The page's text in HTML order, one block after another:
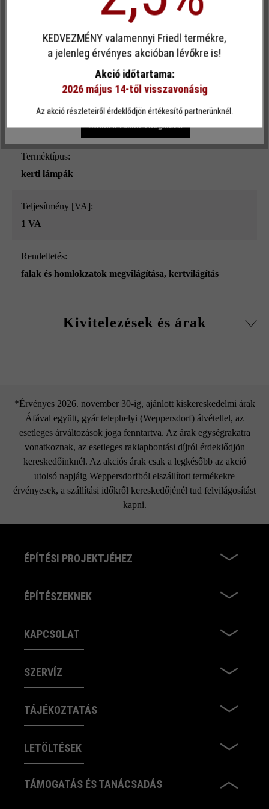
Teljesítmény [W]:
Terméktípus:
kerti lámpák
Teljesítmény [VA]:
1 VA
Rendeltetés:
falak és homlokzatok megvilágítása, kertvilágítás
Kivitelezések és árak
*Érvényes 2026. november 30-ig, ajánlott kiskereskedelmi árak
Áfával együtt, gyár telephelyi (Weppersdorf) átvétellel, az
esetleges árváltozások joga fenntartva. Az árak egységrakatra
vonatkoznak, az esetleges raklapbontási díjról érdeklődjön
kereskedőinknél. Az akciós árak csak a legkésőbb az akció
utolsó napjáig Weppersdorfból elszállított termékekre
érvényesek, a szállítási időkről kereskedőjénél tud felvilágosítást
kapni.
ÉPÍTÉSI PROJEKTJÉHEZ
ÉPÍTÉSZEKNEK
KAPCSOLAT
SZERVÍZ
TÁJÉKOZTATÁS
LETÖLTÉSEK
TÁMOGATÁS ÉS TANÁCSADÁS
Egyéni cookie elfogadása
Ez a webhely cookie-kat használ, hogy a lehető legjobb
funkcionalitást kínálja Önnek...További információ
Csak funkcionális cookie elfogadása
Minden cookie elfogadása
KEDVEZMÉNY valamennyi Friedl termékre,
a jelenleg érvényes akcióban lévőkre is!
Akció időtartama:
2026 május 14-től visszavonásig
Az akció részleteiről érdeklődjön értékesítő partnerünknél.